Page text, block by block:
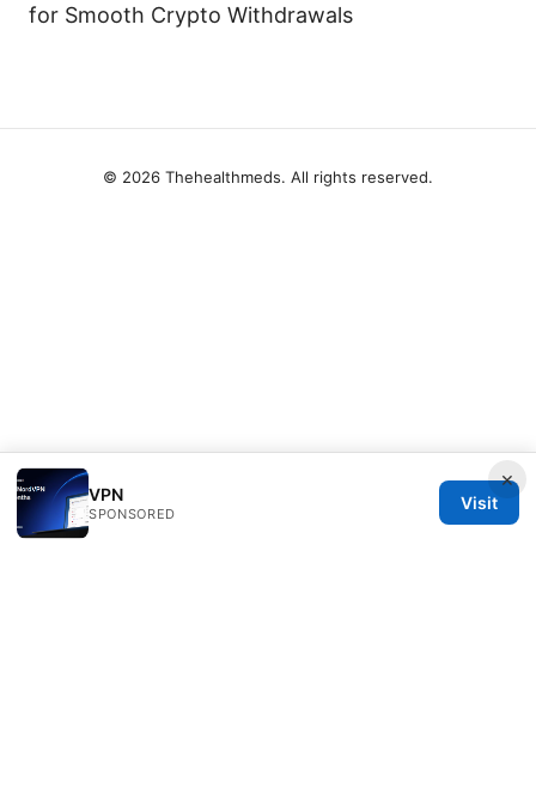
for Smooth Crypto Withdrawals
×
VPN
SPONSORED
Visit
© 2026 Thehealthmeds. All rights reserved.